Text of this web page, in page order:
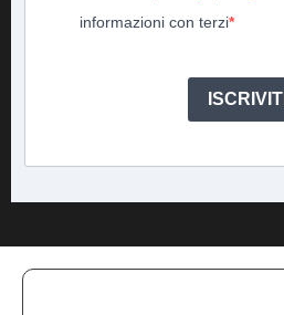
informazioni con terzi
ISCRIVITI